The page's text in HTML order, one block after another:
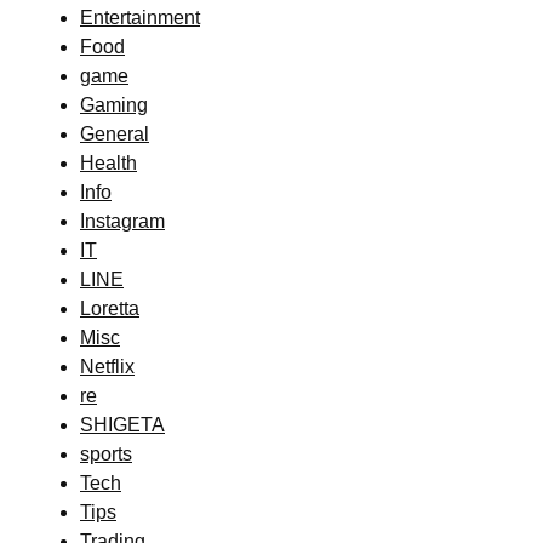
Entertainment
Food
game
Gaming
General
Health
Info
Instagram
IT
LINE
Loretta
Misc
Netflix
re
SHIGETA
sports
Tech
Tips